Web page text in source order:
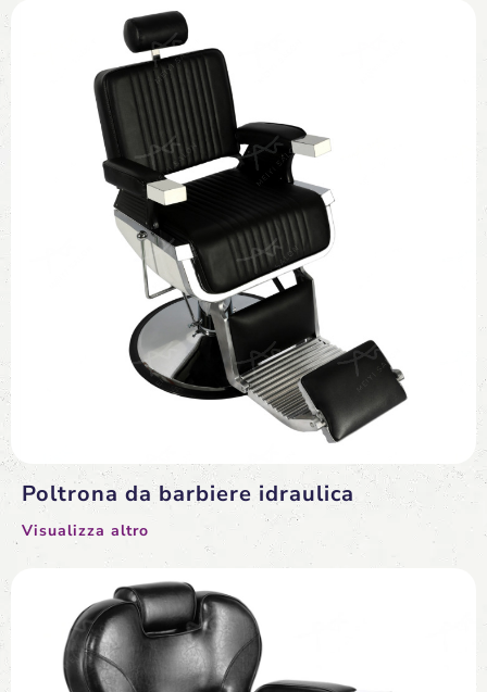
Poltrona da barbiere idraulica
Visualizza altro